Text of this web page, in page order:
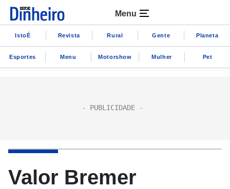
Menu
IstoÉ Revista Rural Gente Planeta
Esportes Menu Motorshow Mulher Pet
Valor Bremer